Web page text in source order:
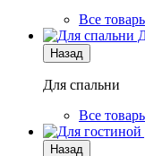
Все
Назад
Для спальни
Все
Назад